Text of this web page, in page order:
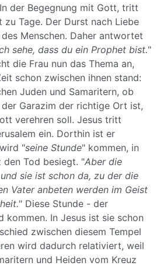
der Begegnung mit Gott, tritt
zu Tage. Der Durst nach Liebe
Menschen. Daher antwortet
sehe, dass du ein Prophet bist."
die Frau nun das Thema an,
schon zwischen ihnen stand:
Juden und Samaritern, ob
Garazim der richtige Ort ist,
verehren soll. Jesus tritt
ein. Dorthin ist er
"seine Stunde" kommen, in
den Tod besiegt. "Aber die
sie ist schon da, zu der die
Vater anbeten werden im Geist
" Diese Stunde - der
kommen. In Jesus ist sie schon
zwischen diesem Tempel
wird dadurch relativiert, weil
und Heiden vom Kreuz